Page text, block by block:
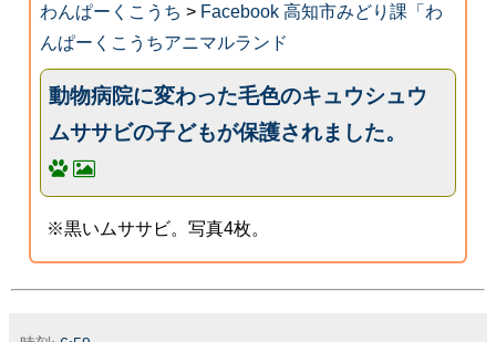
わんぱーくこうち > Facebook 高知市みどり課「わ
んぱーくこうちアニマルランド
動物病院に変わった毛色のキュウシュウ
ムササビの子どもが保護されました。
※黒いムササビ。写真4枚。